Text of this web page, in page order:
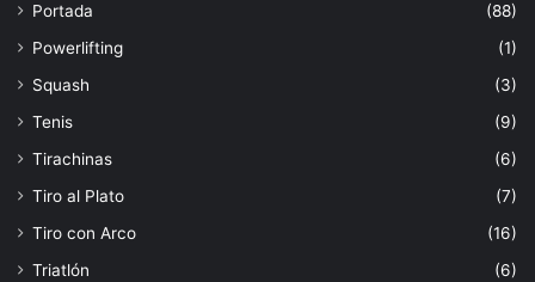
Portada
(88)
Powerlifting
(1)
Squash
(3)
Tenis
(9)
Tirachinas
(6)
Tiro al Plato
(7)
Tiro con Arco
(16)
Triatlón
(6)